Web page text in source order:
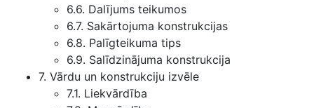
6.6. Dalījums teikumos
6.7. Sakārtojuma konstrukcijas
6.8. Palīgteikuma tips
6.9. Salīdzinājuma konstrukcija
7. Vārdu un konstrukciju izvēle
7.1. Liekvārdība